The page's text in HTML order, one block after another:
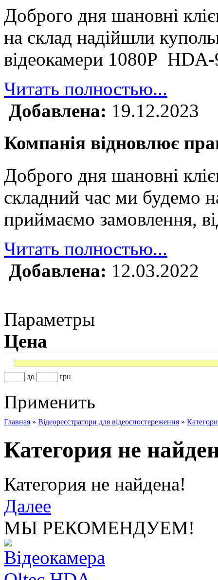
Доброго дня шановні
на склад надійшли
відеокамери 1080P
Читать полностью...
Добавлена: 19.12.2023
Компанія відновлює
Доброго дня шановні
складний час ми будемо
приймаємо замовлення,
Читать полностью...
Добавлена: 12.03.2022
Параметры
Цена
до грн
Применить
Главная » Відеореєстратори для відеоспостереження »
Категория не
Категория не найдена!
Далее
МЫ РЕКОМЕНДУЕМ!